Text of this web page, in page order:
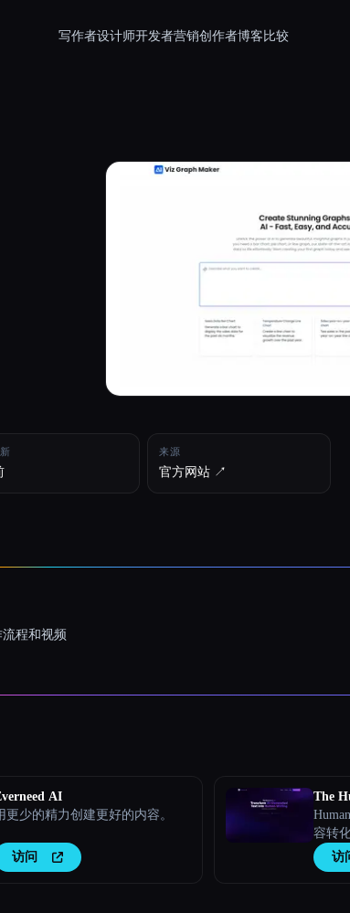
写作者设计师开发者营销创作者博客 比较
来源
官方网站 ↗︎
程和视频
AI
更少的精力创建更好的内容。
访问
The
容转
访